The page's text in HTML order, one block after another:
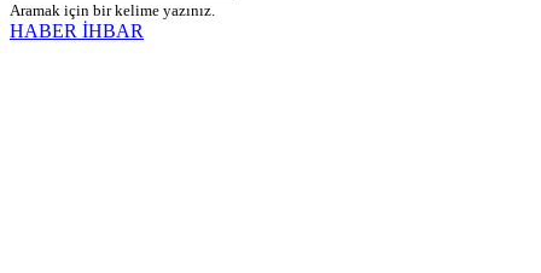
Aramak için bir kelime yazınız.
HABER İHBAR